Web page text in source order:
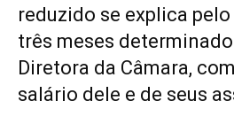
reduzido se explica
três meses
Diretora da Câmara,
salário dele e de seus